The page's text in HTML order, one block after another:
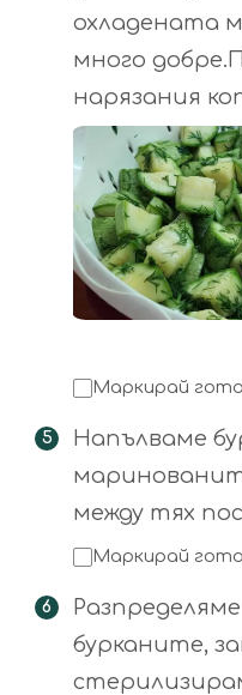
охладената
много
нарязания
Маркирай
Напълваме
между тях
Маркирай
бурканите,